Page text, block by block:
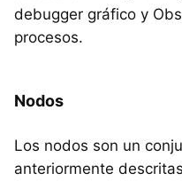
debugger gráfico y
procesos.
Nodos
Los nodos son un
anteriormente